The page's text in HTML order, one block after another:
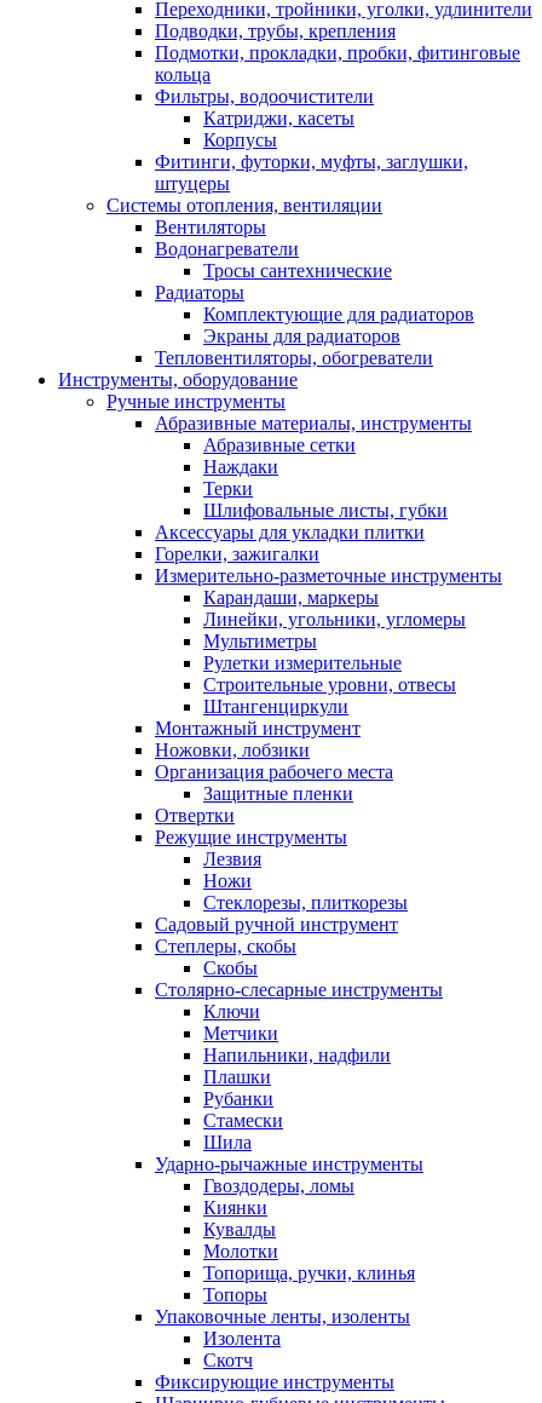
Переходники, тройники, уголки, удлинители
Подводки, трубы, крепления
Подмотки, прокладки, пробки, фитинговые
кольца
Фильтры, водоочистители
Катриджи, касеты
Корпусы
Фитинги, футорки, муфты, заглушки,
штуцеры
Системы отопления, вентиляции
Вентиляторы
Водонагреватели
Тросы сантехнические
Радиаторы
Комплектующие для радиаторов
Экраны для радиаторов
Тепловентиляторы, обогреватели
Инструменты, оборудование
Ручные инструменты
Абразивные материалы, инструменты
Абразивные сетки
Наждаки
Терки
Шлифовальные листы, губки
Аксессуары для укладки плитки
Горелки, зажигалки
Измерительно-разметочные инструменты
Карандаши, маркеры
Линейки, угольники, угломеры
Мультиметры
Рулетки измерительные
Строительные уровни, отвесы
Штангенциркули
Монтажный инструмент
Ножовки, лобзики
Организация рабочего места
Защитные пленки
Отвертки
Режущие инструменты
Лезвия
Ножи
Стеклорезы, плиткорезы
Садовый ручной инструмент
Степлеры, скобы
Скобы
Столярно-слесарные инструменты
Ключи
Метчики
Напильники, надфили
Плашки
Рубанки
Стамески
Шила
Ударно-рычажные инструменты
Гвоздодеры, ломы
Киянки
Кувалды
Молотки
Топорища, ручки, клинья
Топоры
Упаковочные ленты, изоленты
Изолента
Скотч
Фиксирующие инструменты